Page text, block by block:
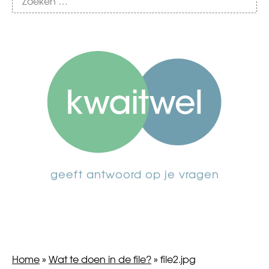
geeft antwoord op je vragen
Home» Wat te doen in de file?» file2.jpg